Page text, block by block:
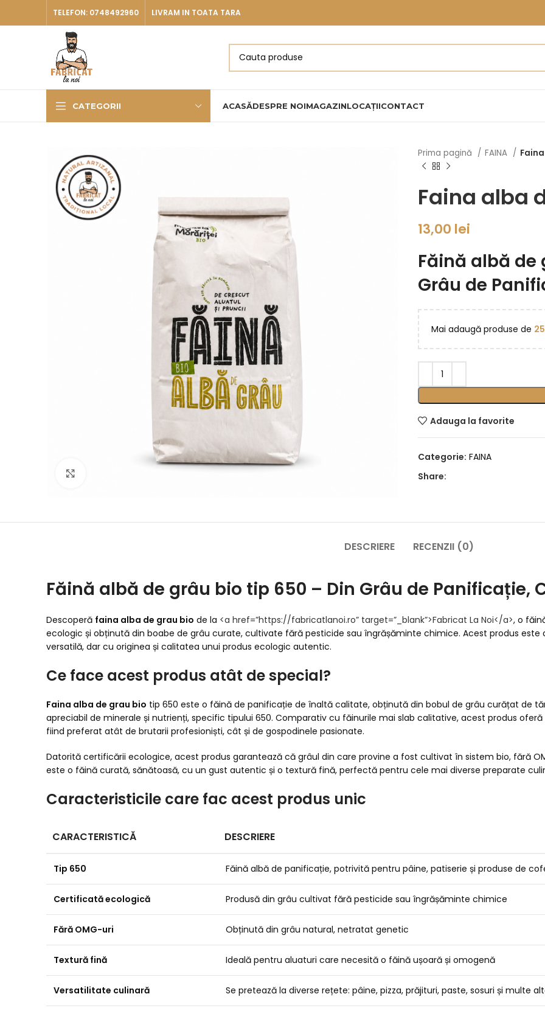
TELEFON: 0748492960 LIVRAM IN TOATA TARA
CATEGORII ACASĂDESPRE NOIMAGAZINLOCAȚIICONTACT
Prima pagină FAINA
Faina alba
13,00 lei
Făină albă de
Grâu de
Mai adaugă produse de
Adauga la favorite
Categorie: FAINA
Share:
DESCRIERE RECENZII (0)
Făină albă de grâu bio tip 650 – Din Grâu de Panificație,
Descoperă faina alba de grau bio de la <a href=”https://fabricatlanoi.ro” target=”_blank”>Fabricat La Noi</a>, o
ecologic și obținută din boabe de grâu curate, cultivate fără pesticide sau îngrășăminte chimice. Acest produs
versatilă, dar cu originea și calitatea unui produs ecologic autentic.
Ce face acest produs atât de special?
Faina alba de grau bio tip 650 este o făină de panificație de înaltă calitate, obținută din bobul de grâu curățat de
apreciabil de minerale și nutrienți, specific tipului 650. Comparativ cu făinurile mai slab calitative, acest produs
fiind preferat atât de brutarii profesioniști, cât și de gospodinele pasionate.
Datorită certificării ecologice, acest produs garantează că grâul din care provine a fost cultivat în sistem bio, fără
este o făină curată, sănătoasă, cu un gust autentic și o textură fină, perfectă pentru cele mai diverse preparate
Caracteristicile care fac acest produs unic
CARACTERISTICĂ DESCRIERE
Tip 650 Făină albă de panificație, potrivită pentru pâine, patiserie și produse de
Certificată ecologică Produsă din grâu cultivat fără pesticide sau îngrășăminte chimice
Fără OMG-uri Obținută din grâu natural, netratat genetic
Textură fină Ideală pentru aluaturi care necesită o făină ușoară și omogenă
Versatilitate culinară Se pretează la diverse rețete: pâine, pizza, prăjituri, paste, sosuri și multe